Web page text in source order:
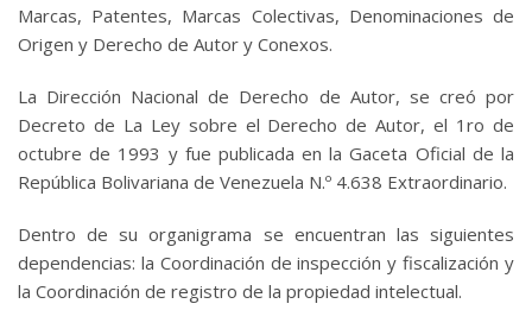
Marcas, Patentes, Marcas Colectivas, Denominaciones de
Origen y Derecho de Autor y Conexos.
La Dirección Nacional de Derecho de Autor, se creó por
Decreto de La Ley sobre el Derecho de Autor, el 1ro de
octubre de 1993 y fue publicada en la Gaceta Oficial de la
República Bolivariana de Venezuela N.º 4.638 Extraordinario.
Dentro de su organigrama se encuentran las siguientes
dependencias: la Coordinación de inspección y fiscalización y
la Coordinación de registro de la propiedad intelectual.